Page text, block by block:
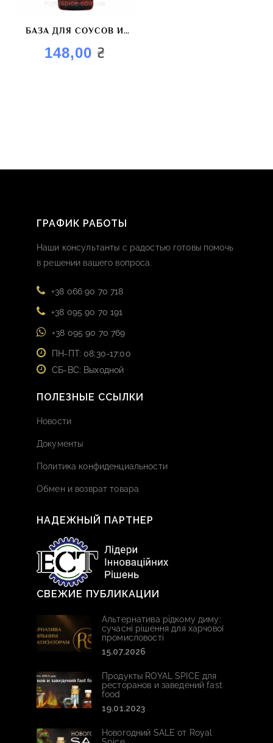
БАЗА ДЛЯ СОУСОВ И
МАРИНАДОВ
AROMAGOLD «ОЛЬХА»
148,00 ₴
ГРАФИК РАБОТЫ
Наши консультанты с радостью готовы помочь
в решении вашего вопроса.
+38 066 90 70 718
+38 095 90 70 191
+38 095 90 70 769
ПН-ПТ: 08:30-17:00
СБ-ВС: Выходной
ПОЛЕЗНЫЕ ССЫЛКИ
Новости
Документы
Политика конфиденциальности
Обмен и возврат товара
НАДЕЖНЫЙ ПАРТНЕР
СВЕЖИЕ ПУБЛИКАЦИИ
Альтернатива рідкому диму:
сучасні рішення для харчової
промисловості
15.07.2026
Продукты ROYAL SPICE для
ресторанов и заведений fast
food
19.01.2023
Новогодний SALE от Royal